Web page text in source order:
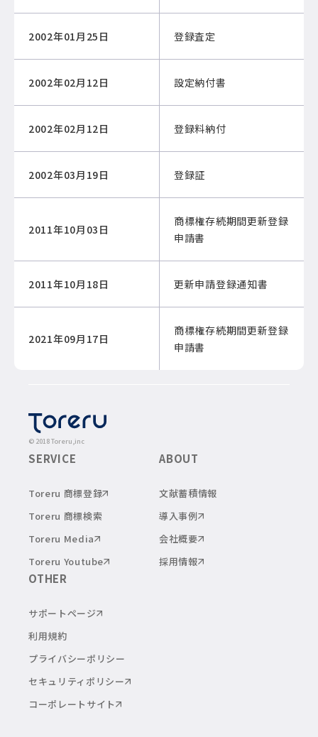
2002年01月25日 登録査定
2002年02月12日 設定納付書
2002年02月12日 登録料納付
2002年03月19日 登録証
2011年10月03日
商標権存続期間更新登録
申請書
2011年10月18日 更新申請登録通知書
2021年09月17日
商標権存続期間更新登録
申請書
SERVICE
Toreru 商標登録
Toreru 商標検索
Toreru Media
Toreru Youtube
ABOUT
文献蓄積情報
導入事例
会社概要
採用情報
OTHER
サポートページ
利用規約
プライバシーポリシー
セキュリティポリシー
コーポレートサイト
© 2018 Toreru,inc